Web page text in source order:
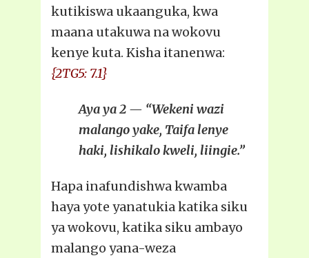
kutikiswa ukaanguka, kwa
maana utakuwa na wokovu
kenye kuta. Kisha itanenwa:
{2TG5: 7.1}
Aya ya 2 — “Wekeni wazi
malango yake, Taifa lenye
haki, lishikalo kweli, liingie.”
Hapa inafundishwa kwamba
haya yote yanatukia katika siku
ya wokovu, katika siku ambayo
malango yana-weza